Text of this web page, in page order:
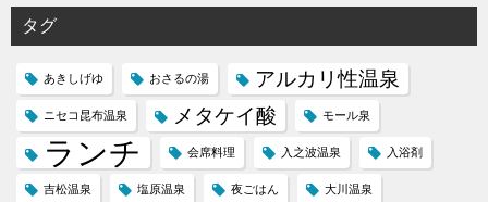
タグ
あきしげゆ おさるの湯 アルカリ性温泉
ニセコ昆布温泉 メタケイ酸 モール泉
ランチ 会席料理 入之波温泉 入浴剤
吉松温泉 塩原温泉 夜ごはん 大川温泉